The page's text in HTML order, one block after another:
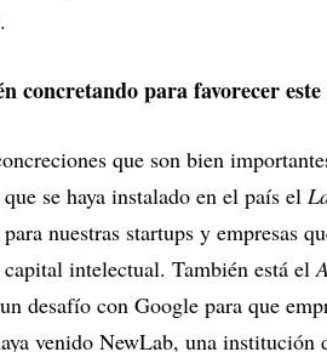
concretando para favorecer
que son bien
se haya instalado en el país el
nuestras startups y empresas
intelectual. También está el
desafío con Google para que
venido NewLab, una